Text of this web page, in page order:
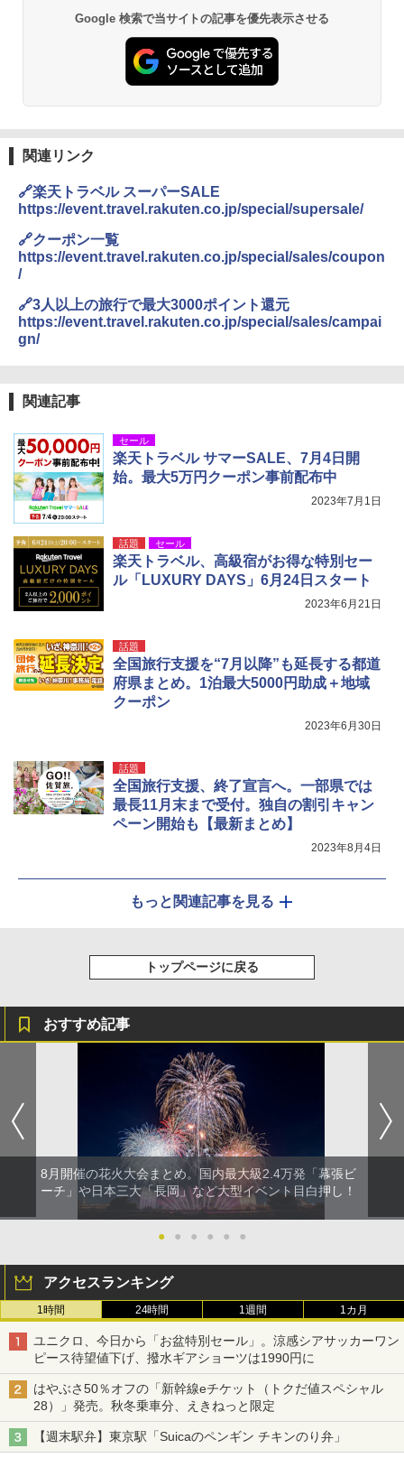
PYKES PEAK (パイクスピーク) 着替えテン
ト プライバシー テント 【中が透けない】 1
人用 折りたたみ 防災グッズ 災害用トイレ ビ
ーチ ピクニック ポップアップテント 携帯 簡
易 トイレテント (ブラック)
ENDLESS BASE 《めざましテレビで紹介》
テント ワンタッチ RENEW 幅200 2-3人用 43
500002(88859)
￥5,999
[キャンパーズコレクション 山善] 傘みたいに
広げるだけ パッとサッとテント ブラックコ
ーティング フルクローズ メッシュ 3-4人用
[キャンパーズコレクション 山善] 傘みたいに
広げるだけ パッとサッとテント キューブワ
イド ブラックコーティング フルクローズ メ
ッシュ 4人用 簡単設置 ポップアップテント P
￥-
BUNDOK(バンドック)ソロ ドーム 1 EX BDK
-08EX カーキ ソロキャンプ ポリエステル フ
レーム ドーム型 テント
￥14,800
￥6,459
熊撃退スプレー 熊よけスプレー 熊スプレー
秒）射程5～10m 安全ロック搭載 携帯収納袋
付き ヒグマ・イノシシ対策 自治体・教育機
関の購入実績 登山・キャンプ・アウトドア・
着替えテント トイレテント 透けない【換気
通気窓付き】収納袋付き UVカット 防水 防災
コンパクト iimono117 (ブルー)
Google 検索で当サイトの記事を優先表示させる
関連リンク
🔗楽天トラベル スーパーSALE
https://event.travel.rakuten.co.jp/special/supersale/
🔗クーポン一覧
https://event.travel.rakuten.co.jp/special/sales/coupon
/
🔗3人以上の旅行で最大3000ポイント還元
https://event.travel.rakuten.co.jp/special/sales/campai
gn/
関連記事
セール
楽天トラベル サマーSALE、7月4日開
始。最大5万円クーポン事前配布中
2023年7月1日
話題 セール
楽天トラベル、高級宿がお得な特別セー
ル「LUXURY DAYS」6月24日スタート
2023年6月21日
話題
全国旅行支援を“7月以降”も延長する都道
府県まとめ。1泊最大5000円助成＋地域
クーポン
2023年6月30日
話題
全国旅行支援、終了宣言へ。一部県では
最長11月末まで受付。独自の割引キャン
ペーン開始も【最新まとめ】
2023年8月4日
もっと関連記事を見る
トップページに戻る
おすすめ記事
8月開催の花火大会まとめ。国内最大級2.4万発「幕張ビ
ーチ」や日本三大「長岡」など大型イベント目白押し！
● ● ● ● ● ●
アクセスランキング
1時間 24時間 1週間 1カ月
ユニクロ、今日から「お盆特別セール」。涼感シアサッカーワン
ピース待望値下げ、撥水ギアショーツは1990円に
はやぶさ50％オフの「新幹線eチケット（トクだ値スペシャル
28）」発売。秋冬乗車分、えきねっと限定
【週末駅弁】東京駅「Suicaのペンギン チキンのり弁」